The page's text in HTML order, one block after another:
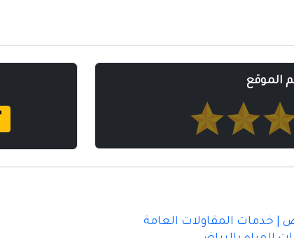
الموقع
| خدمات المقاولات العامة